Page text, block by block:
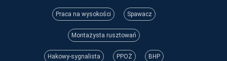
Praca na wysokości Spawacz
Montażysta rusztowań
Hakowy-sygnalista PPOŻ BHP